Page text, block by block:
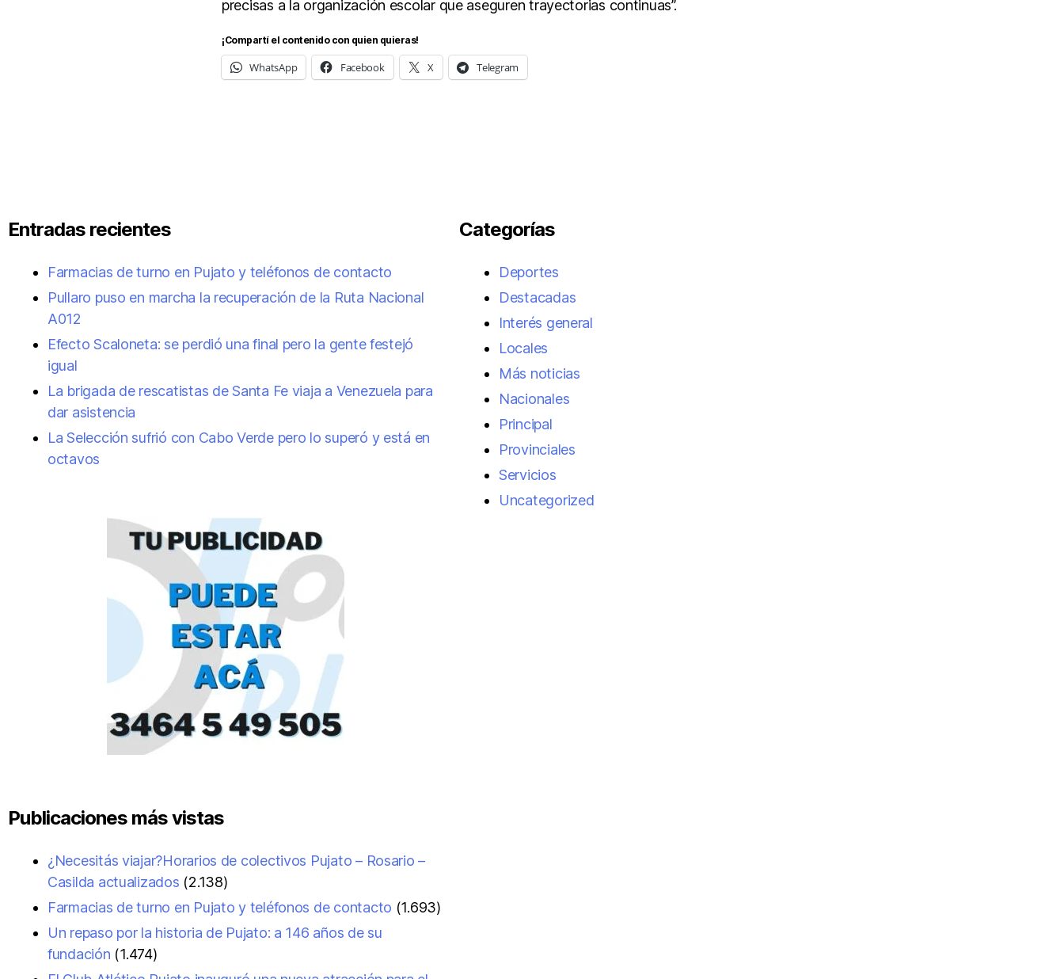
precisas a la organización escolar que aseguren trayectorias continuas”.
¡Compartí el contenido con quien quieras!
WhatsApp Facebook X Telegram
Entradas recientes
Farmacias de turno en Pujato y teléfonos de contacto
Pullaro puso en marcha la recuperación de la Ruta Nacional
A012
Efecto Scaloneta: se perdió una final pero la gente festejó
igual
La brigada de rescatistas de Santa Fe viaja a Venezuela para
dar asistencia
La Selección sufrió con Cabo Verde pero lo superó y está en
octavos
Publicaciones más vistas
¿Necesitás viajar?Horarios de colectivos Pujato – Rosario –
Casilda actualizados (2.138)
Farmacias de turno en Pujato y teléfonos de contacto (1.693)
Un repaso por la historia de Pujato: a 146 años de su
fundación (1.474)
Categorías
Deportes
Destacadas
Interés general
Locales
Más noticias
Nacionales
Principal
Provinciales
Servicios
Uncategorized